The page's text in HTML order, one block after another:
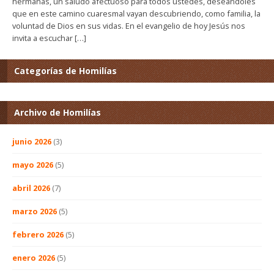
que en este camino cuaresmal vayan descubriendo, como familia, la
voluntad de Dios en sus vidas. En el evangelio de hoy Jesús nos
invita a escuchar […]
Categorías de Homilías
Archivo de Homilías
junio 2026 (3)
mayo 2026 (5)
abril 2026 (7)
marzo 2026 (5)
febrero 2026 (5)
enero 2026 (5)